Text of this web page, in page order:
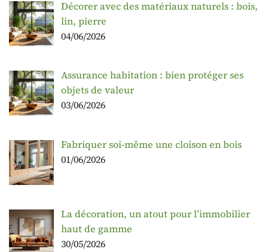
Décorer avec des matériaux naturels : bois,
lin, pierre
04/06/2026
Assurance habitation : bien protéger ses
objets de valeur
03/06/2026
Fabriquer soi-même une cloison en bois
01/06/2026
La décoration, un atout pour l’immobilier
haut de gamme
30/05/2026